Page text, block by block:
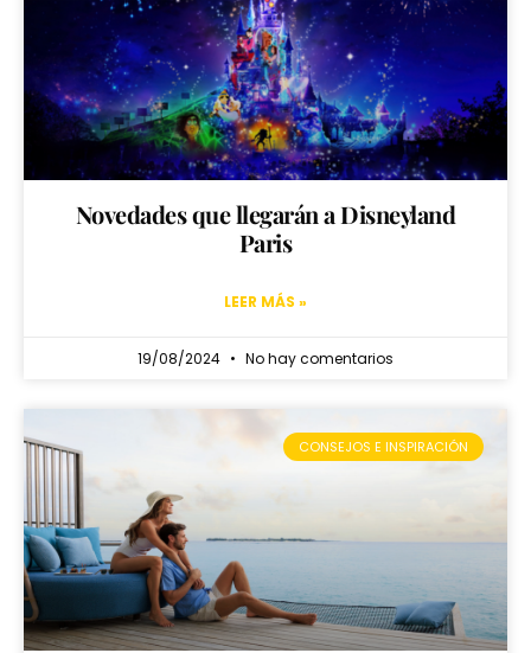
Novedades que llegarán a Disneyland
Paris
LEER MÁS »
19/08/2024 No hay comentarios
CONSEJOS E INSPIRACIÓN